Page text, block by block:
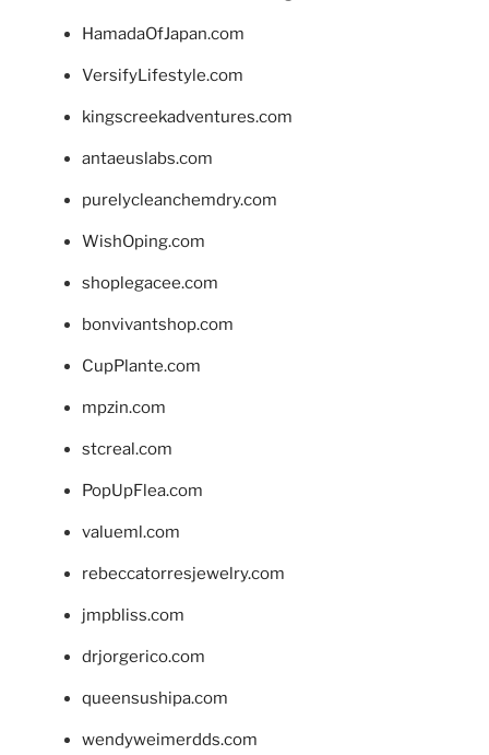
HamadaOfJapan.com
VersifyLifestyle.com
kingscreekadventures.com
antaeuslabs.com
purelycleanchemdry.com
WishOping.com
shoplegacee.com
bonvivantshop.com
CupPlante.com
mpzin.com
stcreal.com
PopUpFlea.com
valueml.com
rebeccatorresjewelry.com
jmpbliss.com
drjorgerico.com
queensushipa.com
wendyweimerdds.com